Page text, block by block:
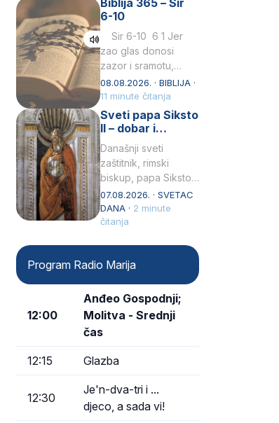
Praedicatorum – OP).
Svojim životom,
dubokom ljubavlju
prema Kristu…
Biblija 365 – Sir
6-10
Sir 6-10 6 1 Jer
zao glas donosi
zazor i sramotu,
kako to biva
grešniku
licemjernom.2 Ne
predaj se u…
08.08.2026. · BIBLIJA ·
11 minute čitanja
Sveti papa Siksto
II – dobar i
miroljubiv pastir
Današnji sveti
zaštitnik, rimski
biskup, papa Siksto
(Sixtus) II, prema
knjizi Liber
Pontificalis bio je
Obnovio je odnose s
afričkim…
07.08.2026. · SVETAC
DANA · 2 minute
čitanja
Program Radio Marija
12:00
Anđeo Gospodnji;
Molitva - Srednji
čas
12:15 Glazba
12:30
Je'n-dva-tri i ...
djeco, a sada vi!